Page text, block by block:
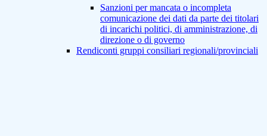
Sanzioni per mancata o incompleta
comunicazione dei dati da parte dei titolari
di incarichi politici, di amministrazione, di
direzione o di governo
Rendiconti gruppi consiliari regionali/provinciali